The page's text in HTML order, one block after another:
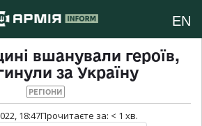
EN
вшанували героїв,
за Україну
РЕГІОНИ
18:47Прочитаєте за: < 1 хв.